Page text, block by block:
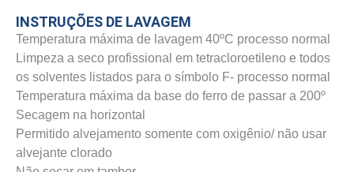
INSTRUÇÕES DE LAVAGEM
Temperatura máxima de lavagem 40ºC processo normal
Limpeza a seco profissional em tetracloroetileno e todos
os solventes listados para o símbolo F- processo normal
Temperatura máxima da base do ferro de passar a 200º
Secagem na horizontal
Permitido alvejamento somente com oxigênio/ não usar
alvejante clorado